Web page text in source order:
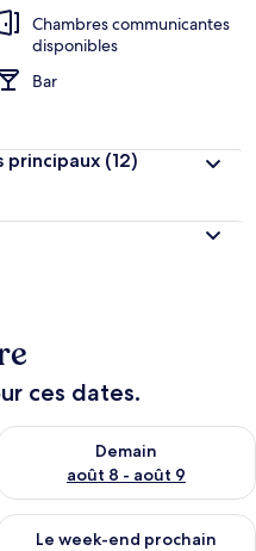
Chambres communicantes
disponibles
Bar
principaux (12)
ces dates.
août 7 - août 8
Demain
août 8 - août 9
la disponibilité pour
end août 7 - août 9
Le week-end prochain
la disponibilité pour